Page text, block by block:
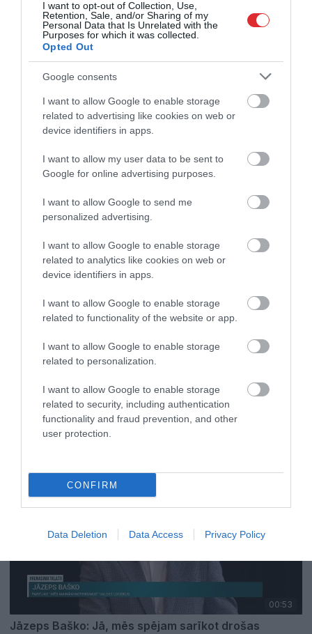
I want to opt-out of Collection, Use,
Retention, Sale, and/or Sharing of my
Personal Data that Is Unrelated with the
Purposes for which it was collected.
Opted Out
Google consents
I want to allow Google to enable storage
related to advertising like cookies on web or
device identifiers in apps.
I want to allow my user data to be sent to
Google for online advertising purposes.
I want to allow Google to send me
personalized advertising.
I want to allow Google to enable storage
related to analytics like cookies on web or
device identifiers in apps.
I want to allow Google to enable storage
related to functionality of the website or app.
I want to allow Google to enable storage
related to personalization.
I want to allow Google to enable storage
related to security, including authentication
functionality and fraud prevention, and other
user protection.
CONFIRM
Data Deletion Data Access Privacy Policy
viens vienīgs bardaks
pirms 3 mēnešiem
Vai Latvija spēj sarīkot drošas vēlēšanas?
Ringolds Balodis: Trīs cilvēki tikai kaut ko dara –
pārējiem nav pielaides
00:53
Jāzeps Baško: Jā, mēs spējam sarīkot drošas